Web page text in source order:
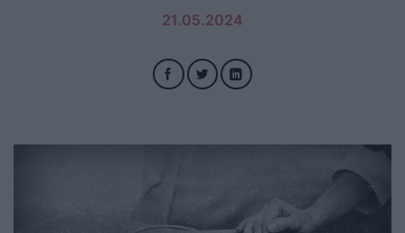
21.05.2024